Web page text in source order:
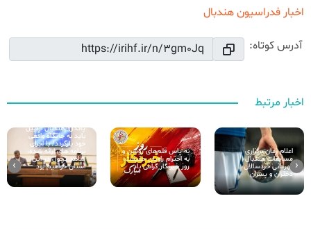
اخبار فدراسیون هندبال
آدرس کوتاه:
اخبار مرتبط
اعلام زمان برگزاری
مسابقات هندبال
قهرمانی خردسالان
دختران و پسران
به پاس قلم‌های روشن و
به احترام راویان حقیقت؛
روز خبرنگار گرامی باد
پاکدل: هندبال اردبیل
باید به جایگاه واقعی
خود بازگردد/ با اجرای
برنامه های ارائه شده،
شاهد تحول در این
استان خواهیم بود
‹
›